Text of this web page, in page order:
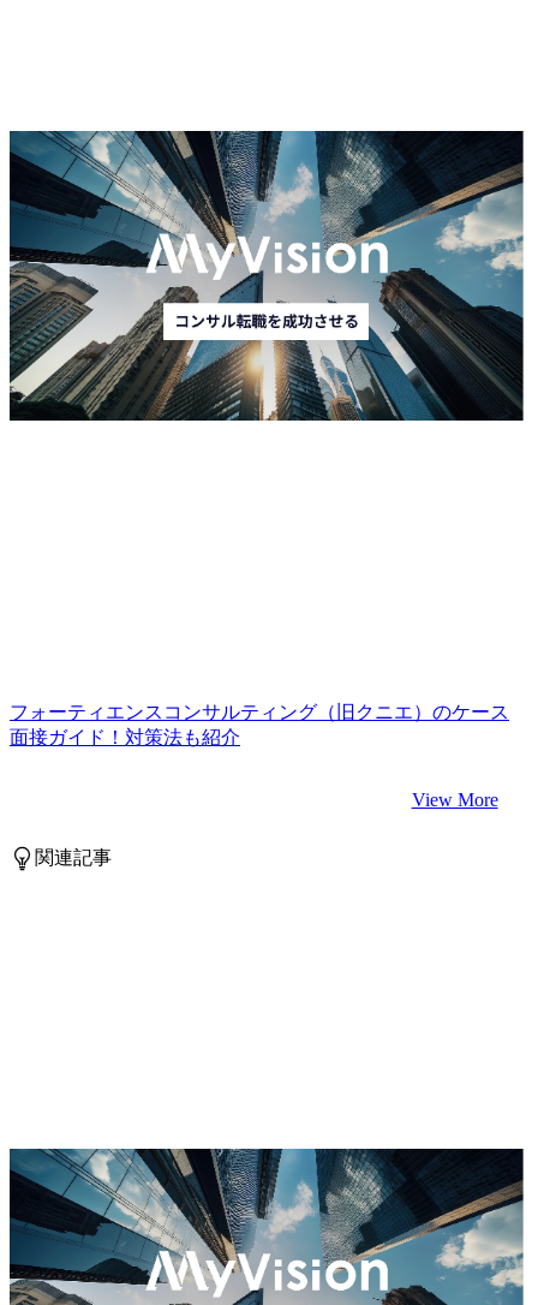
フォーティエンスコンサルティング（旧クニエ）のケース
面接ガイド！対策法も紹介
View More
関連記事